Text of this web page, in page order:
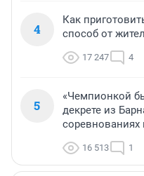
4
Как
способ от
17 247 4
5
«Чемпионкой
декрете из
соревнованиях
16 513 1